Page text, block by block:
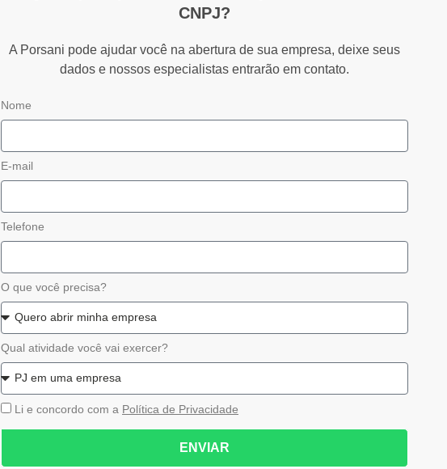
CNPJ?
A Porsani pode ajudar você na abertura de sua empresa, deixe seus
dados e nossos especialistas entrarão em contato.
Nome
E-mail
Telefone
O que você precisa?
Qual atividade você vai exercer?
Li e concordo com a Política de Privacidade
ENVIAR